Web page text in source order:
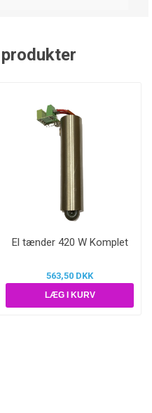
El tænder 420 W Komplet
563,50 DKK